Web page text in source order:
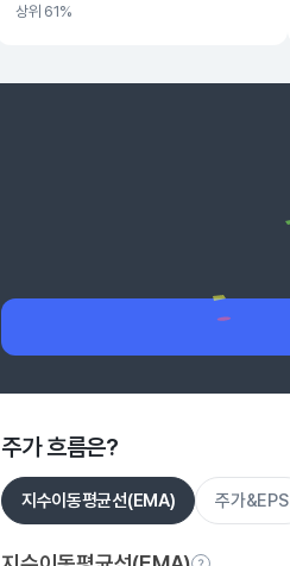
상위 61%
주가 흐름은?
지수이동평균선(EMA) 주가&EPS